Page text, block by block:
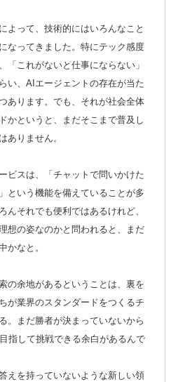
よって、技術的にはいろんなこと
なってきました。特にテック感度
「これがないと仕事にならない」
い、AIエージェントの存在が当た
あります。でも、それが社会全体
かというと、まだそこまで普及し
ありません。
ビスは、「チャットで問いかけた
という機能を備えていることが多
んそれでも便利ではあるけれど、
想の姿なのかと問われると、まだ
かなと。
の余地があるということは、裏を
が業界のスタンダードをつくるチ
。まだ勝者が決まっていないから
指して挑戦できる余白があるんで
えを持っていないような新しい領